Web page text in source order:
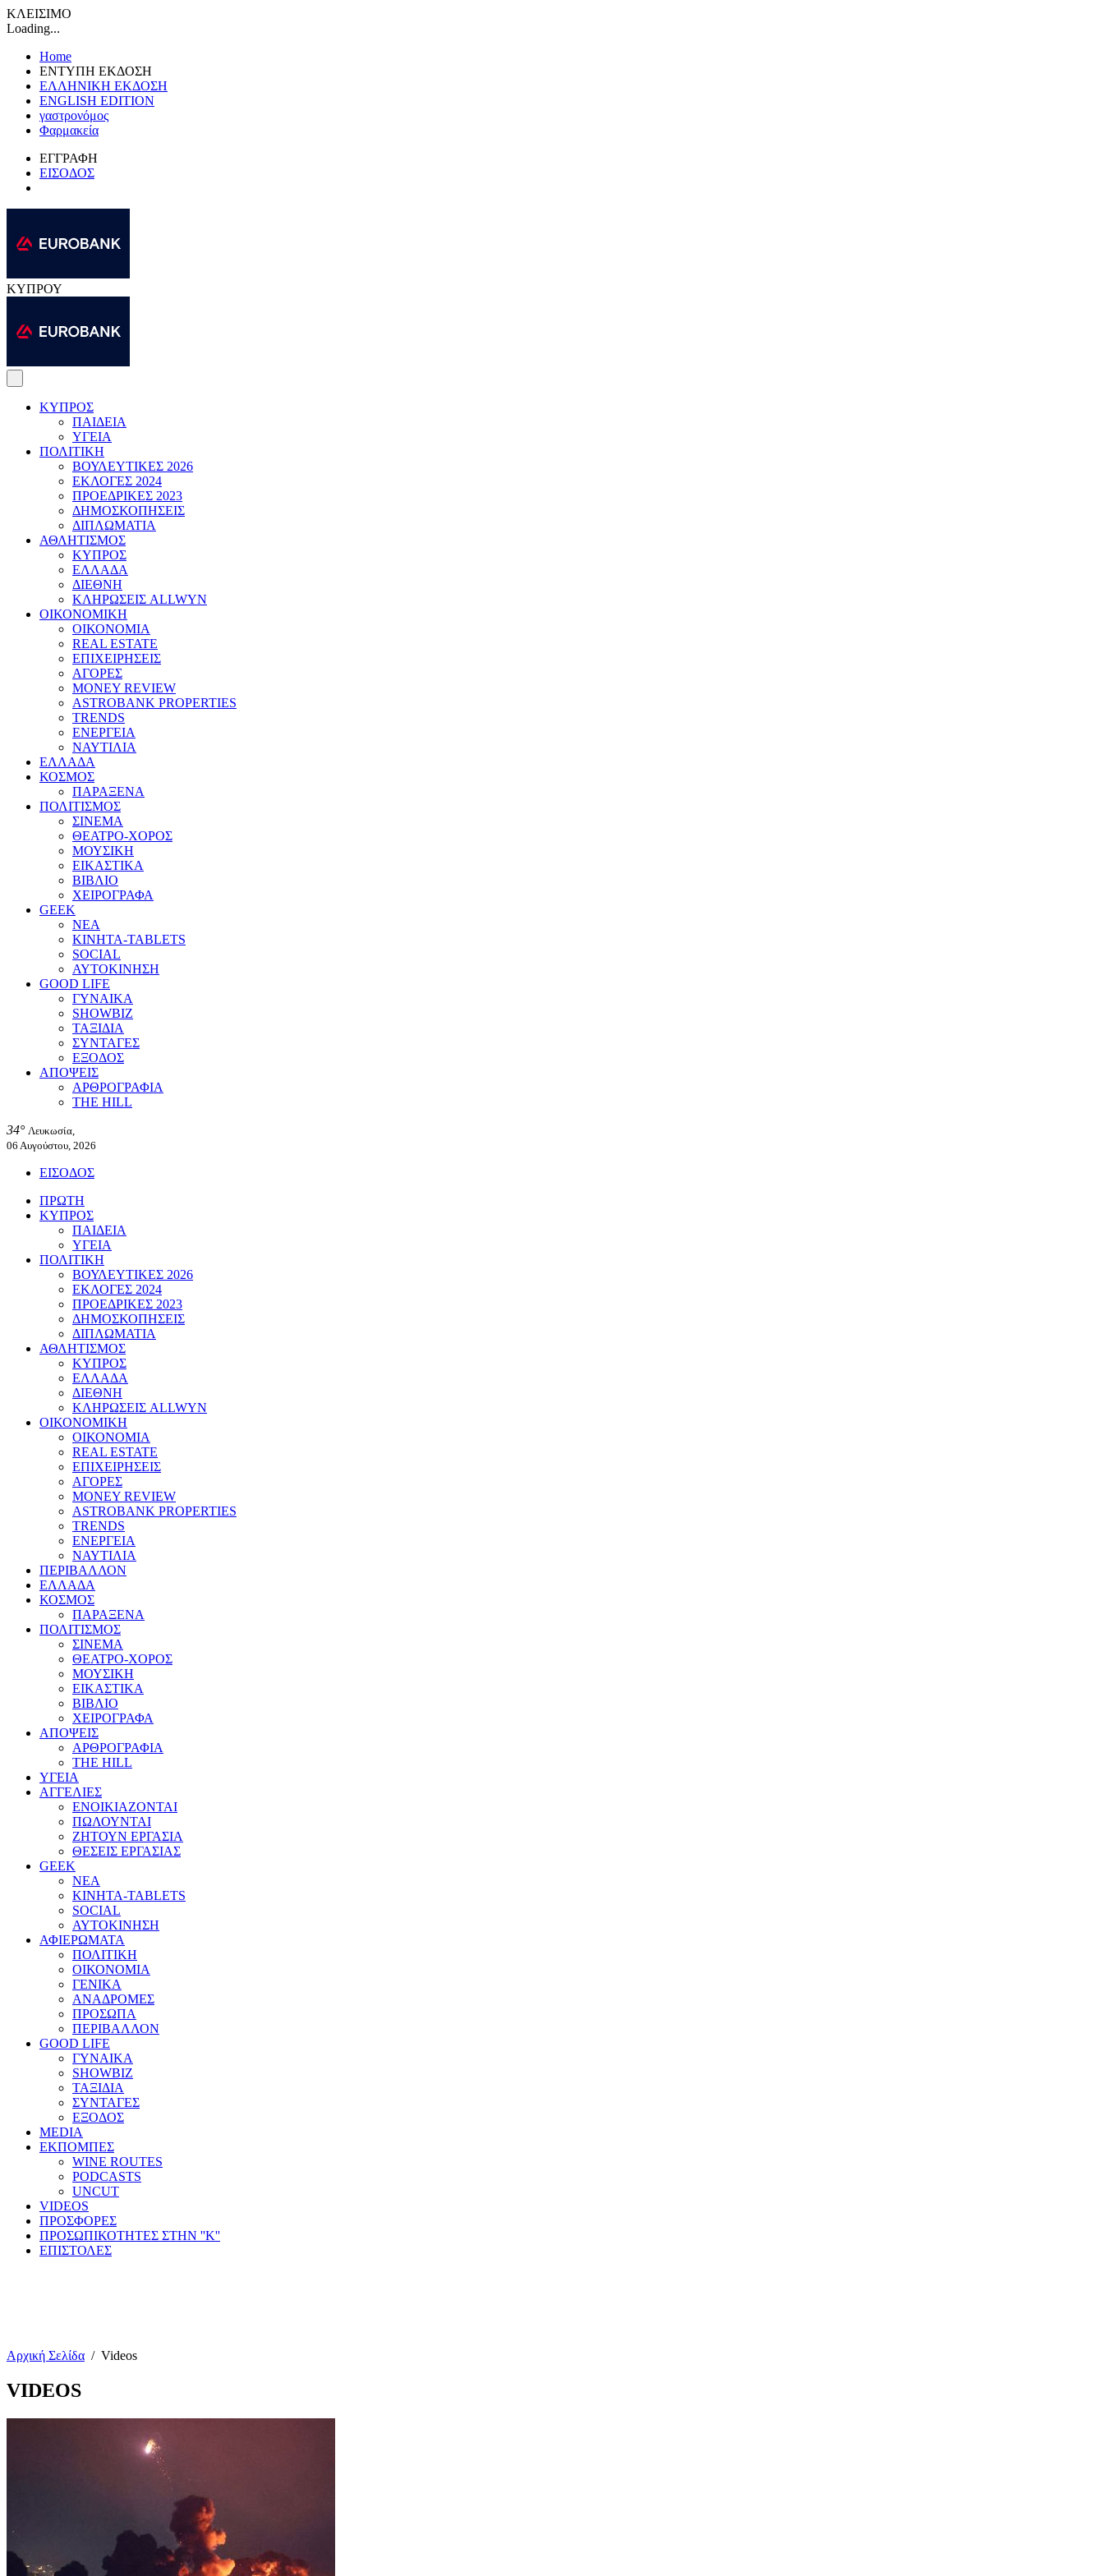
ΚΛΕΙΣΙΜΟ
Loading...
Home
ΕΝΤΥΠΗ ΕΚΔΟΣΗ
ΕΛΛΗΝΙΚΗ ΕΚΔΟΣΗ
ENGLISH EDITION
γαστρονόμος
Φαρμακεία
ΕΓΓΡΑΦΗ
ΕΙΣΟΔΟΣ
ΚΥΠΡΟΥ
ΚΥΠΡΟΣ
ΠΑΙΔΕΙΑ
ΥΓΕΙΑ
ΠΟΛΙΤΙΚΗ
ΒΟΥΛΕΥΤΙΚΕΣ 2026
ΕΚΛΟΓΕΣ 2024
ΠΡΟΕΔΡΙΚΕΣ 2023
ΔΗΜΟΣΚΟΠΗΣΕΙΣ
ΔΙΠΛΩΜΑΤΙΑ
ΑΘΛΗΤΙΣΜΟΣ
ΚΥΠΡΟΣ
ΕΛΛΑΔΑ
ΔΙΕΘΝΗ
ΚΛΗΡΩΣΕΙΣ ALLWYN
ΟΙΚΟΝΟΜΙΚΗ
ΟΙΚΟΝΟΜΙΑ
REAL ESTATE
ΕΠΙΧΕΙΡΗΣΕΙΣ
ΑΓΟΡΕΣ
MONEY REVIEW
ASTROBANK PROPERTIES
TRENDS
ΕΝΕΡΓΕΙΑ
ΝΑΥΤΙΛΙΑ
ΕΛΛΑΔΑ
ΚΟΣΜΟΣ
ΠΑΡΑΞΕΝΑ
ΠΟΛΙΤΙΣΜΟΣ
ΣΙΝΕΜΑ
ΘΕΑΤΡΟ-ΧΟΡΟΣ
ΜΟΥΣΙΚΗ
ΕΙΚΑΣΤΙΚΑ
ΒΙΒΛΙΟ
ΧΕΙΡΟΓΡΑΦΑ
GEEK
ΝΕΑ
ΚΙΝΗΤΑ-TABLETS
SOCIAL
ΑΥΤΟΚΙΝΗΣΗ
GOOD LIFE
ΓΥΝΑΙΚΑ
SHOWBIZ
ΤΑΞΙΔΙΑ
ΣΥΝΤΑΓΕΣ
ΕΞΟΔΟΣ
ΑΠΟΨΕΙΣ
ΑΡΘΡΟΓΡΑΦΙΑ
THE HILL
34° Λευκωσία,
06 Αυγούστου, 2026
ΕΙΣΟΔΟΣ
ΠΡΩΤΗ
ΚΥΠΡΟΣ
ΠΑΙΔΕΙΑ
ΥΓΕΙΑ
ΠΟΛΙΤΙΚΗ
ΒΟΥΛΕΥΤΙΚΕΣ 2026
ΕΚΛΟΓΕΣ 2024
ΠΡΟΕΔΡΙΚΕΣ 2023
ΔΗΜΟΣΚΟΠΗΣΕΙΣ
ΔΙΠΛΩΜΑΤΙΑ
ΑΘΛΗΤΙΣΜΟΣ
ΚΥΠΡΟΣ
ΕΛΛΑΔΑ
ΔΙΕΘΝΗ
ΚΛΗΡΩΣΕΙΣ ALLWYN
ΟΙΚΟΝΟΜΙΚΗ
ΟΙΚΟΝΟΜΙΑ
REAL ESTATE
ΕΠΙΧΕΙΡΗΣΕΙΣ
ΑΓΟΡΕΣ
MONEY REVIEW
ASTROBANK PROPERTIES
TRENDS
ΕΝΕΡΓΕΙΑ
ΝΑΥΤΙΛΙΑ
ΠΕΡΙΒΑΛΛΟΝ
ΕΛΛΑΔΑ
ΚΟΣΜΟΣ
ΠΑΡΑΞΕΝΑ
ΠΟΛΙΤΙΣΜΟΣ
ΣΙΝΕΜΑ
ΘΕΑΤΡΟ-ΧΟΡΟΣ
ΜΟΥΣΙΚΗ
ΕΙΚΑΣΤΙΚΑ
ΒΙΒΛΙΟ
ΧΕΙΡΟΓΡΑΦΑ
ΑΠΟΨΕΙΣ
ΑΡΘΡΟΓΡΑΦΙΑ
THE HILL
ΥΓΕΙΑ
ΑΓΓΕΛΙΕΣ
ΕΝΟΙΚΙΑΖΟΝΤΑΙ
ΠΩΛΟΥΝΤΑΙ
ΖΗΤΟΥΝ ΕΡΓΑΣΙΑ
ΘΕΣΕΙΣ ΕΡΓΑΣΙΑΣ
GEEK
ΝΕΑ
ΚΙΝΗΤΑ-TABLETS
SOCIAL
ΑΥΤΟΚΙΝΗΣΗ
ΑΦΙΕΡΩΜΑΤΑ
ΠΟΛΙΤΙΚΗ
ΟΙΚΟΝΟΜΙΑ
ΓΕΝΙΚΑ
ΑΝΑΔΡΟΜΕΣ
ΠΡΟΣΩΠΑ
ΠΕΡΙΒΑΛΛΟΝ
GOOD LIFE
ΓΥΝΑΙΚΑ
SHOWBIZ
ΤΑΞΙΔΙΑ
ΣΥΝΤΑΓΕΣ
ΕΞΟΔΟΣ
MEDIA
ΕΚΠΟΜΠΕΣ
WINE ROUTES
PODCASTS
UNCUT
VIDEOS
ΠΡΟΣΦΟΡΕΣ
ΠΡΟΣΩΠΙΚΟΤΗΤΕΣ ΣΤΗΝ ''Κ''
ΕΠΙΣΤΟΛΕΣ
Αρχική Σελίδα / Videos
VIDEOS